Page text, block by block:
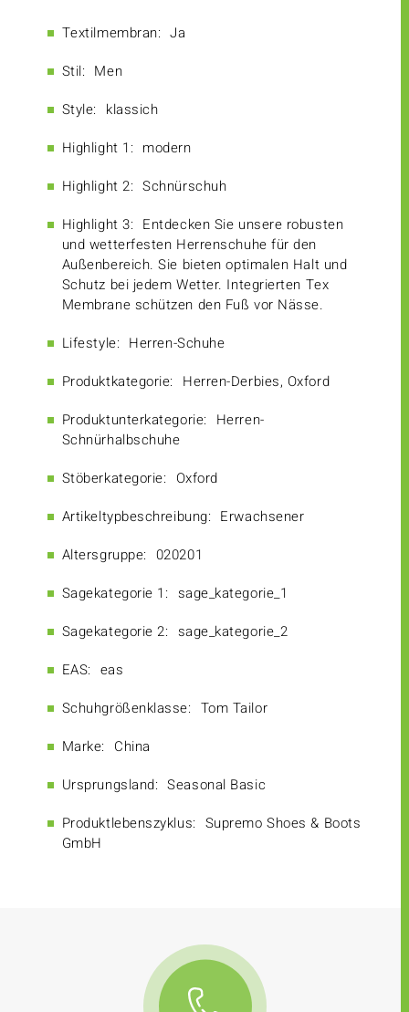
Textilmembran: Ja
Stil: Men
Style: klassich
Highlight 1: modern
Highlight 2: Schnürschuh
Highlight 3: Entdecken Sie unsere robusten
und wetterfesten Herrenschuhe für den
Außenbereich. Sie bieten optimalen Halt und
Schutz bei jedem Wetter. Integrierten Tex
Membrane schützen den Fuß vor Nässe.
Lifestyle: Herren-Schuhe
Produktkategorie: Herren-Derbies, Oxford
Produktunterkategorie: Herren-
Schnürhalbschuhe
Stöberkategorie: Oxford
Artikeltypbeschreibung: Erwachsener
Altersgruppe: 020201
Sagekategorie 1: sage_kategorie_1
Sagekategorie 2: sage_kategorie_2
EAS: eas
Schuhgrößenklasse: Tom Tailor
Marke: China
Ursprungsland: Seasonal Basic
Produktlebenszyklus: Supremo Shoes & Boots
GmbH